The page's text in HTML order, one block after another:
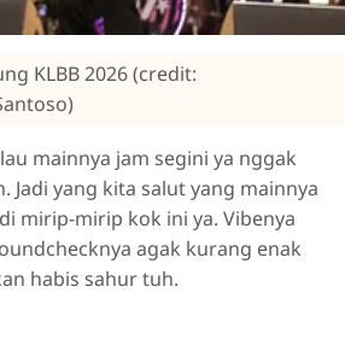
KLBB 2026 (credit:
mainnya jam segini ya nggak
Jadi yang kita salut yang mainnya
mirip-mirip kok ini ya. Vibenya
agak kurang enak
habis sahur tuh.